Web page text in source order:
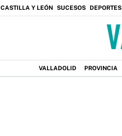
CASTILLA Y LEÓN SUCESOS DEPORTES
VALLADOLID PROVINCIA